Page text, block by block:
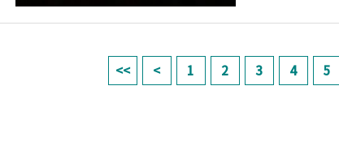
1 2 3 4 5